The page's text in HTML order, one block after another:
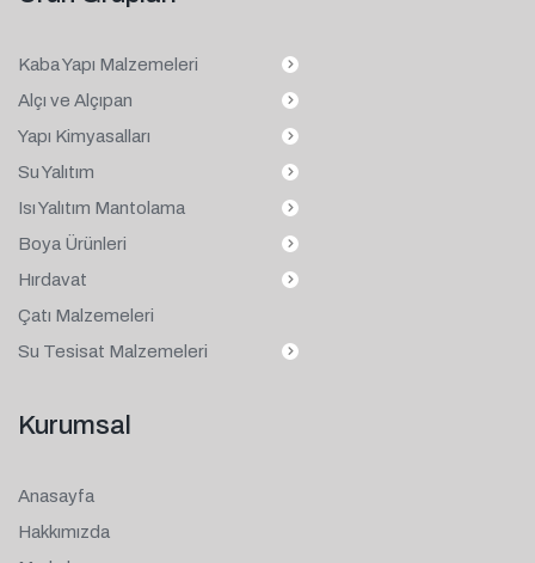
Kaba Yapı Malzemeleri
Alçı ve Alçıpan
Yapı Kimyasalları
Su Yalıtım
Isı Yalıtım Mantolama
Boya Ürünleri
Hırdavat
Çatı Malzemeleri
Su Tesisat Malzemeleri
Kurumsal
Anasayfa
Hakkımızda